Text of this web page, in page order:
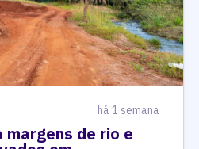
há 1 semana
de rio e